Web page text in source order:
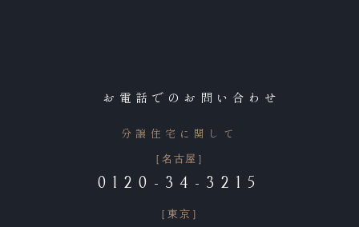
お電話でのお問い合わせ
分譲住宅に関して
［名古屋］
0120-34-3215
［東京］